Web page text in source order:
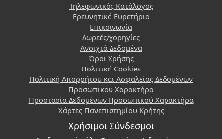
Τηλεφωνικός Κατάλογος
Ερευνητικό Ευρετήριο
Επικοινωνία
Δωρεές/χορηγίες
Ανοιχτά Δεδομένα
Όροι Χρήσης
Πολιτική Cookies
Πολιτική Απορρήτου και Ασφαλείας Δεδομένων
Προσωπικού Χαρακτήρα
Προστασία Δεδομένων Προσωπικού Χαρακτήρα
Χάρτες Πανεπιστημίου Κρήτης
Χρήσιμοι Σύνδεσμοι